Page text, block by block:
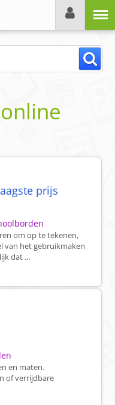
prijs
om op te tekenen,
van het gebruikmaken
dat ...
en maten.
of verrijdbare